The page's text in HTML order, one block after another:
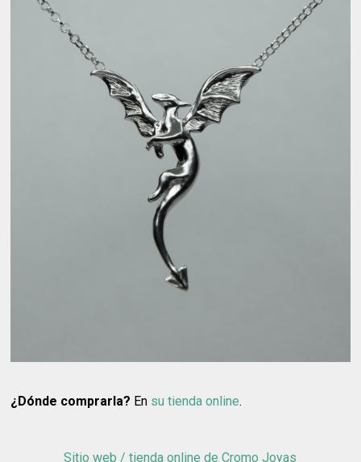
¿Dónde comprarla? En su tienda online.
Sitio web / tienda online de Cromo Joyas